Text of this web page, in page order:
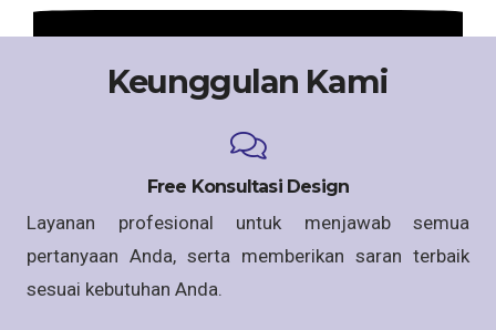
Keunggulan Kami
Free Konsultasi Design
Layanan profesional untuk menjawab semua
pertanyaan Anda, serta memberikan saran terbaik
sesuai kebutuhan Anda.